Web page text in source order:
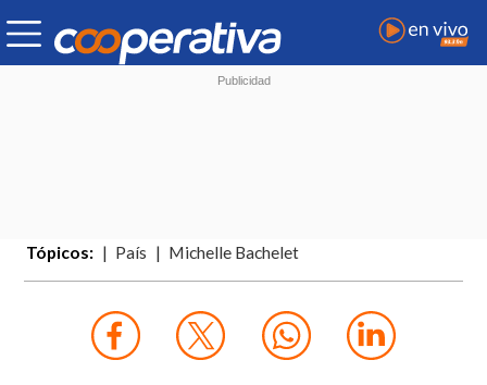
Tópicos: País Michelle Bachelet